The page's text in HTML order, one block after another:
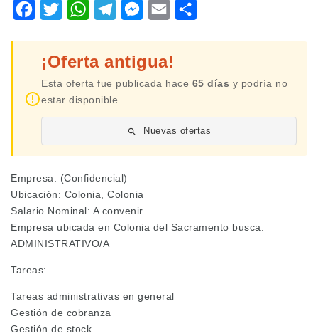
Facebook
TwitterWhatsAppTelegramMessenger
Email
¡Oferta antigua!
Esta oferta fue publicada hace 65 días y podría no
estar disponible.
Nuevas ofertas
Empresa: (Confidencial)
Ubicación: Colonia, Colonia
Salario Nominal: A convenir
Empresa ubicada en Colonia del Sacramento busca:
ADMINISTRATIVO/A
Tareas:
Tareas administrativas en general
Gestión de cobranza
Gestión de stock